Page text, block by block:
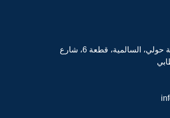
الكويت، محافظة حولي، السالمية، قطعة 6، شارع